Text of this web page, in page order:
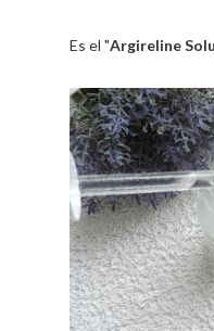
Es el "Argireline